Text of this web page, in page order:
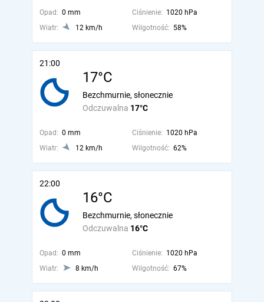
Opad: 0 mm Ciśnienie: 1020 hPa
Wiatr:
12 km/h Wilgotność: 58%
21:00
17°C
Odczuwalna 17°C
Bezchmurnie, słonecznie
Opad: 0 mm Ciśnienie: 1020 hPa
Wiatr:
12 km/h Wilgotność: 62%
22:00
16°C
Odczuwalna 16°C
Bezchmurnie, słonecznie
Opad: 0 mm Ciśnienie: 1020 hPa
Wiatr:
8 km/h Wilgotność: 67%